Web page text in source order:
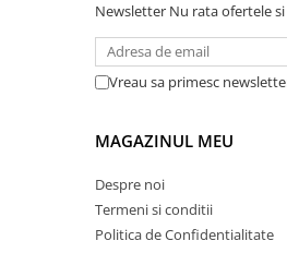
Newsletter Nu rata ofertele
Vreau sa primesc
MAGAZINUL MEU
Despre noi
Termeni si conditii
Politica de Confidentialitate